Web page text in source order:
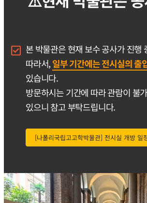
본 박물관은 현재 보수 공사가 진행
따라서,일부 기간에는 전시실의 출
있습니다.
방문하시는 기간에 따라 관람이 불
있으니 참고 부탁드립니다.
[나폴리국립고고학박물관] 전시실 개방 일